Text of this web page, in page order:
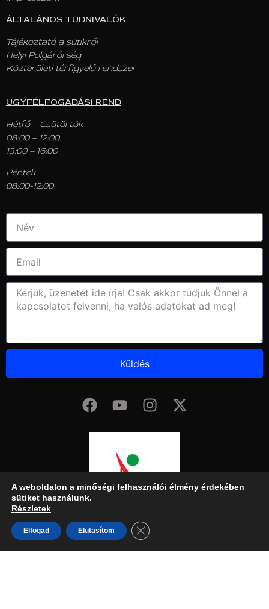
ÁLTALÁNOS TUDNIVALÓK
Tájékoztató a sütikről
Helyi Polgárőrség
Közterületi térfigyelő rendszer
ÜGYFÉLFOGADÁSI REND
Hétfő – Csütörtök
08:00 – 12:00
13:00 – 16:00
Péntek
08:00-12:00
Küldés
A weboldalon a minőségi felhasználói élmény érdekében
sütiket használunk.
Részletek
Elfogad Elutasítom Close GDPR Cookie Banner